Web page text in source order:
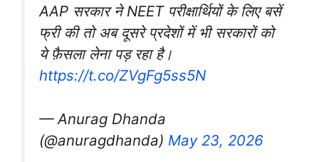
AAP सरकार ने NEET परीक्षार्थियों के लिए बसें
फ्री की तो अब दूसरे प्रदेशों में भी सरकारों को
ये फ़ैसला लेना पड़ रहा है।
https://t.co/ZVgFg5ss5N
— Anurag Dhanda
(@anuragdhanda) May 23, 2026